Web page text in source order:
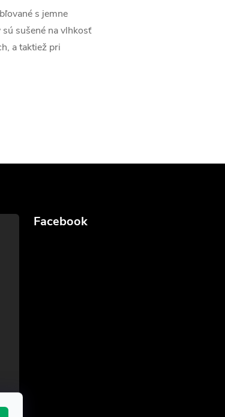
s jemne
sušené na vlhkosť
a taktiež pri
Facebook